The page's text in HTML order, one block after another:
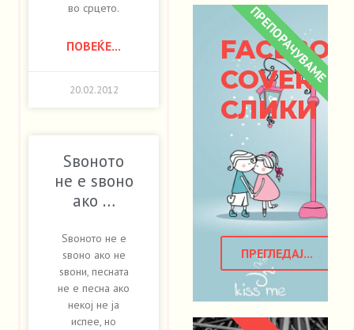
во срцето.
ПОВЕЌЕ...
20.02.2012
Ѕвоното
не е ѕвоно
ако …
Ѕвоното не е
ѕвоно ако не
ѕвони, песната
не е песна ако
некој не ја
испее, но
COVER
СЛИКИ
ПРЕГЛЕДАЈ...
ПРЕПОРАЧУВАМЕ